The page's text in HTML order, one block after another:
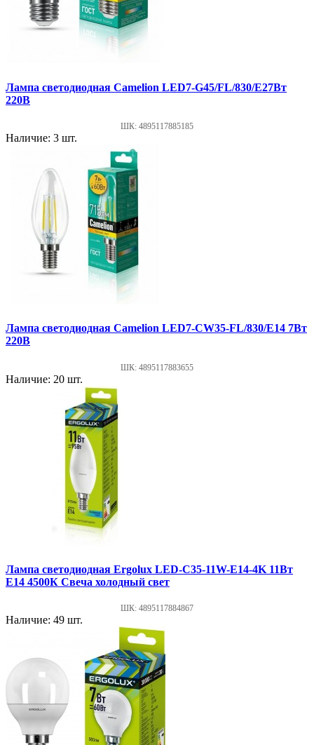
Лампа светодиодная Cameliоn LED7-G45/FL/830/E27Вт
220В
ШК: 4895117885185
Наличие: 3 шт.
Лампа светодиодная Cameliоn LED7-СW35-FL/830/Е14 7Вт
220В
ШК: 4895117883655
Наличие: 20 шт.
Лампа светодиодная Ergolux LED-C35-11W-E14-4K 11Вт
Е14 4500К Свеча холодный свет
ШК: 4895117884867
Наличие: 49 шт.